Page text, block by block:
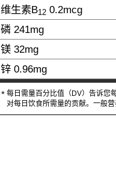
维生素B12 0.2mcg
磷 241mg
镁 32mg
锌 0.96mg
* 每日需量百分比值（DV）告诉您
对每日饮食所需量的贡献。一般营